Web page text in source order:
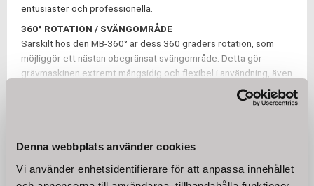
Denna webbplats använder cookies
Vi använder enhetsidentifierare för att anpassa innehållet
entusiaster och professionella.
360° ROTATION / SVÄNGOMRÅDE
Särskilt hos den MB-360° är dess 360 graders rotation, som
möjliggör ett nästan obegränsat svängområde. Detta gör
grävmaskinen extremt mångsidig och flexibel i användning, även
eller bergig terräng är inte längre ett hinder för vår MB-360°. Du
kommer att bli imponerad av dess robusthet och prestanda.
Jansen MB-360° är utrustad med en avtagbar dragstång med
VALFRIA TILLBEHÖR